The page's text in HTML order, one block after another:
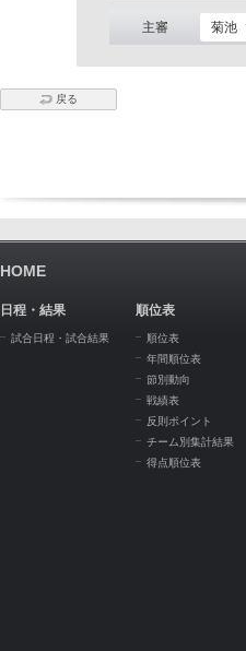
主審 菊池
戻る
HOME
日程・結果
試合日程・試合結果
順位表
順位表
年間順位表
節別動向
戦績表
反則ポイント
チーム別集計結果
得点順位表